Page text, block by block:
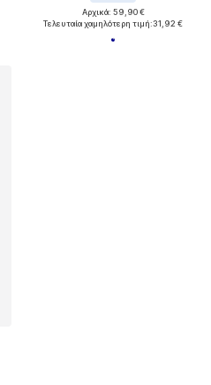
Αρχικά: 59,90 €
Τελευταία χαμηλότερη τιμή:31,92 €